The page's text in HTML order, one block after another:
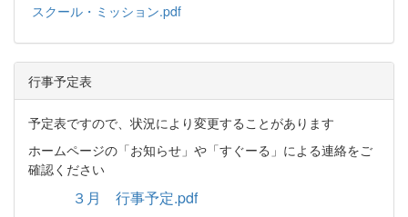
スクール・ミッション.pdf
行事予定表
予定表ですので、状況により変更することがあります
ホームページの「お知らせ」や「すぐーる」による連絡をご
確認ください
３月 行事予定.pdf